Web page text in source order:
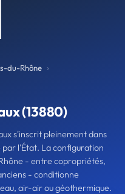
du-Rhône
(13880)
s'inscrit pleinement dans
l'État. La configuration
- entre copropriétés,
- conditionne
air-air ou géothermique.